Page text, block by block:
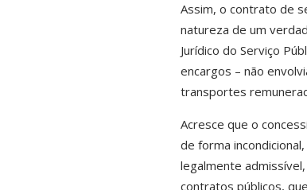
Assim, o contrato de
natureza de um
Jurídico do Serviço
encargos – não
transportes
Acresce que o
de forma
legalmente admissível
contratos públicos,